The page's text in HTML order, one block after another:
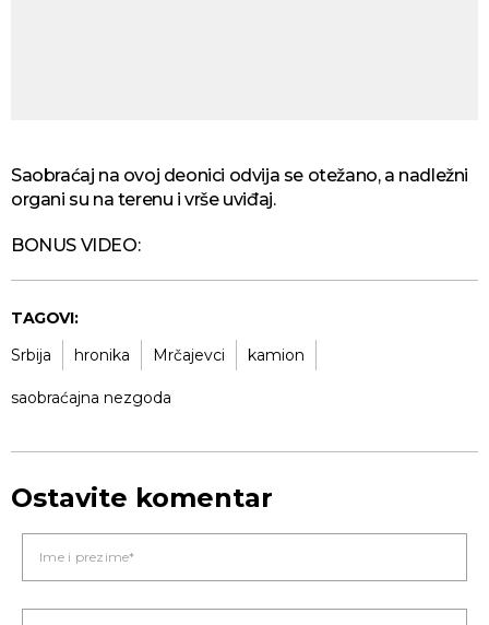
Saobraćaj na ovoj deonici odvija se otežano, a nadležni
organi su na terenu i vrše uviđaj.
BONUS VIDEO:
TAGOVI:
Srbija
hronika Mrčajevci kamion
saobraćajna nezgoda
Ostavite komentar